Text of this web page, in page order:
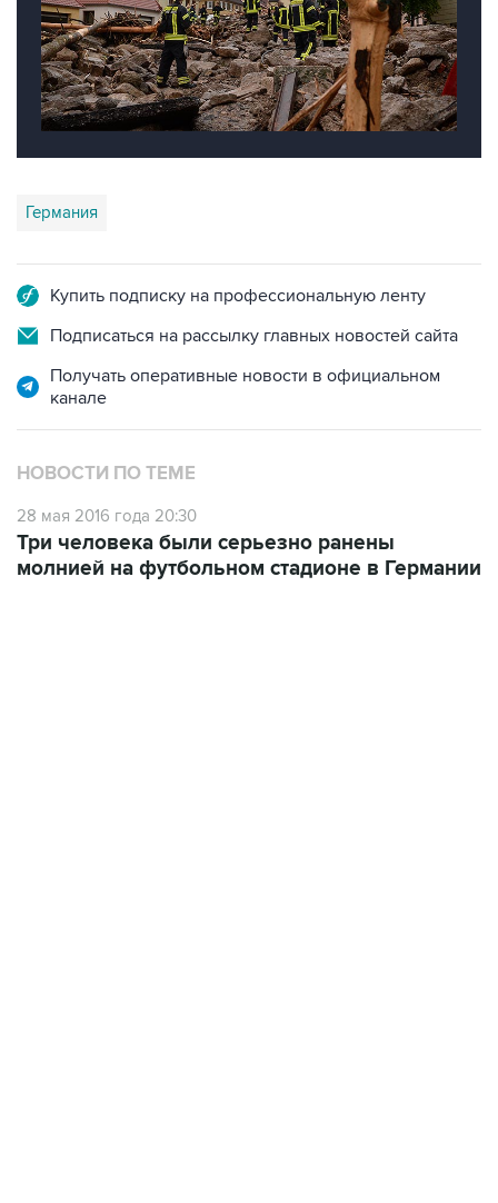
Германия
Купить подписку на профессиональную ленту
Подписаться на рассылку главных новостей сайта
Получать оперативные новости в официальном
канале
НОВОСТИ ПО ТЕМЕ
28 мая 2016 года 20:30
Три человека были серьезно ранены
молнией на футбольном стадионе в Германии